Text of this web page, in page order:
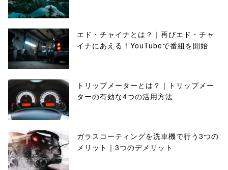
エド・チャイナとは？｜再びエド・チャ
イナにあえる！YouTubeで番組を開始
トリップメーターとは？｜トリップメー
ターの有効な4つの活用方法
ガラスコーティングを洗車機で行う3つの
メリット｜3つのデメリット